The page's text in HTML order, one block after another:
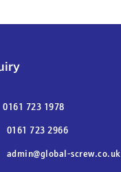
0161 723 1978
0161 723 2966
admin@global-screw.co.uk